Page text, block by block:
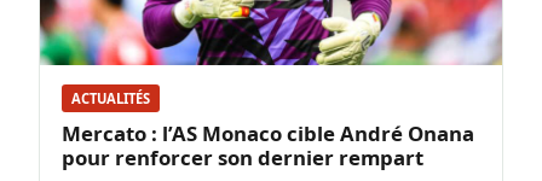
ACTUALITÉS
Mercato : l’AS Monaco cible André Onana
pour renforcer son dernier rempart